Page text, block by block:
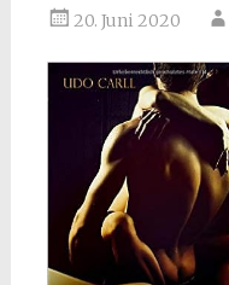
20. Juni 2020